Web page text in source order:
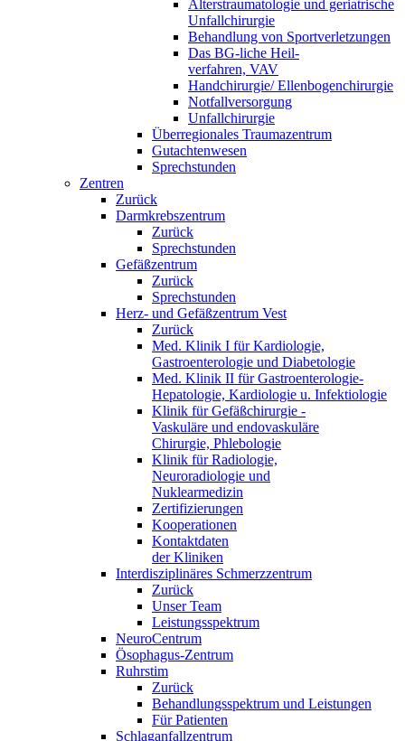
Alterstraumatologie und geriatrische
Unfallchirurgie
Behandlung von Sportverletzungen
Das BG-liche Heil-
verfahren, VAV
Handchirurgie/ Ellenbogenchirurgie
Notfallversorgung
Unfallchirurgie
Überregionales Traumazentrum
Gutachtenwesen
Sprechstunden
Zentren
Zurück
Darmkrebszentrum
Zurück
Sprechstunden
Gefäßzentrum
Zurück
Sprechstunden
Herz- und Gefäßzentrum Vest
Zurück
Med. Klinik I für Kardiologie,
Gastroenterologie und Diabetologie
Med. Klinik II für Gastroenterologie-
Hepatologie, Kardiologie u. Infektiologie
Klinik für Gefäßchirurgie -
Vaskuläre und endovaskuläre
Chirurgie, Phlebologie
Klinik für Radiologie,
Neuroradiologie und
Nuklearmedizin
Zertifizierungen
Kooperationen
Kontaktdaten
der Kliniken
Interdisziplinäres Schmerzzentrum
Zurück
Unser Team
Leistungsspektrum
NeuroCentrum
Ösophagus-Zentrum
Ruhrstim
Zurück
Behandlungsspektrum und Leistungen
Für Patienten
Schlaganfallzentrum